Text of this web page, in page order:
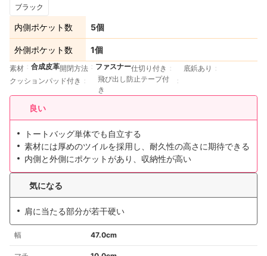
ブラック
内側ポケット数 5個
外側ポケット数 1個
素材 合成皮革開閉方法 ファスナー仕切り付き
底鋲あり
クッションパッド付き
飛び出し防止テープ付
き
良い
トートバッグ単体でも自立する
素材には厚めのツイルを採用し、耐久性の高さに期待できる
内側と外側にポケットがあり、収納性が高い
気になる
肩に当たる部分が若干硬い
幅 47.0cm